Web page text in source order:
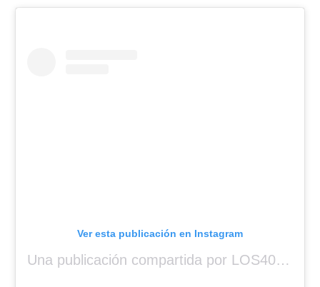
Ver esta publicación en Instagram
Una publicación compartida por LOS40 Panamá (@los40panama)